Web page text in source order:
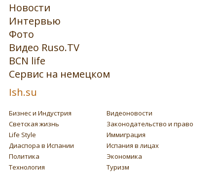
Новости
Интервью
Фото
Видео Ruso.TV
BCN life
Сервис на немецком
Ish.su
Бизнес и Индустрия
Видеоновости
Светская жизнь
Законодательство и право
Life Style
Иммиграция
Диаспора в Испании
Испания в лицах
Политика
Экономика
Технология
Туризм